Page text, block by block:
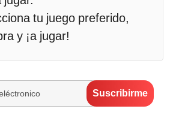
tu juego preferido,
y ¡a jugar!